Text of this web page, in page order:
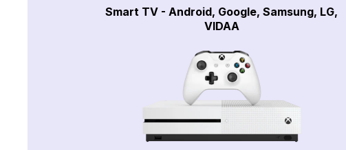
Smart TV - Android, Google, Samsung, LG,
VIDAA